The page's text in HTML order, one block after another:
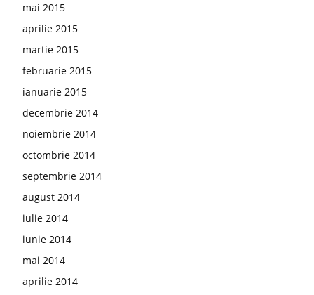
mai 2015
aprilie 2015
martie 2015
februarie 2015
ianuarie 2015
decembrie 2014
noiembrie 2014
octombrie 2014
septembrie 2014
august 2014
iulie 2014
iunie 2014
mai 2014
aprilie 2014